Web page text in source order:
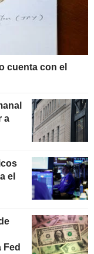
cuenta con el
a
el